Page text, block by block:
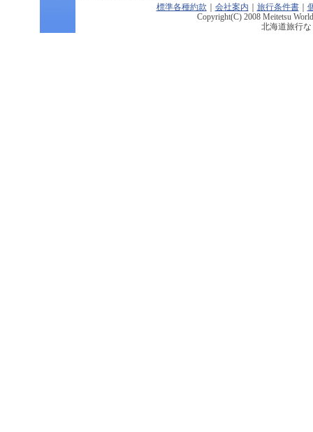
標準各種約款
会社案内 旅行条件書｜
Copyright(C) 2008 Meitetsu
北海道旅行